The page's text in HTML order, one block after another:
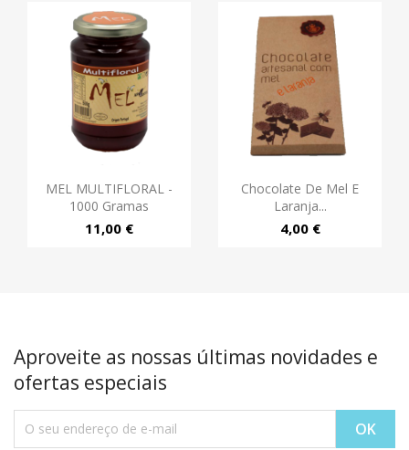
MEL MULTIFLORAL -
1000 Gramas
11,00 €
Chocolate De Mel E
Laranja...
4,00 €
Aproveite as nossas últimas novidades e
ofertas especiais